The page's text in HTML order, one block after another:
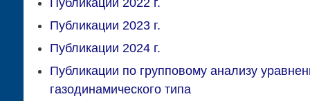
Публикации 2022 г.
Публикации 2023 г.
Публикации 2024 г.
Публикации по групповому анализу
газодинамического типа